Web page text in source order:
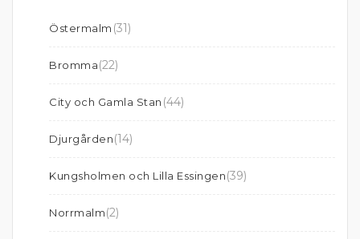
Östermalm (31)
Bromma(22)
City och Gamla Stan (44)
Djurgården(14)
Kungsholmen och Lilla Essingen(39)
Norrmalm(2)